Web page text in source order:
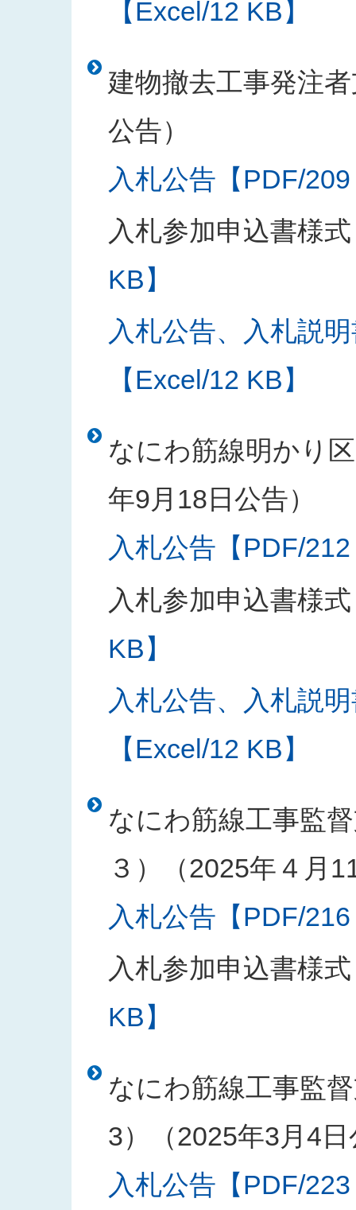
【Excel/12 KB】
建物撤去工事発注
公告）
入札公告【PDF/
入札参加申込書様式
KB】
入札公告、入札説
【Excel/12 KB】
なにわ筋線明かり
年9月18日公告）
入札公告【PDF/
入札参加申込書様式
KB】
入札公告、入札説
【Excel/12 KB】
なにわ筋線工事監
３）（2025年４月
入札公告【PDF/
入札参加申込書様式
KB】
なにわ筋線工事監
3）（2025年3月4
入札公告【PDF/